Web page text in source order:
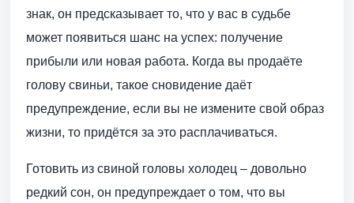
знак, он предсказывает то, что у вас в судьбе
может появиться шанс на успех: получение
прибыли или новая работа. Когда вы продаёте
голову свиньи, такое сновидение даёт
предупреждение, если вы не измените свой образ
жизни, то придётся за это расплачиваться.
Готовить из свиной головы холодец – довольно
редкий сон, он предупреждает о том, что вы